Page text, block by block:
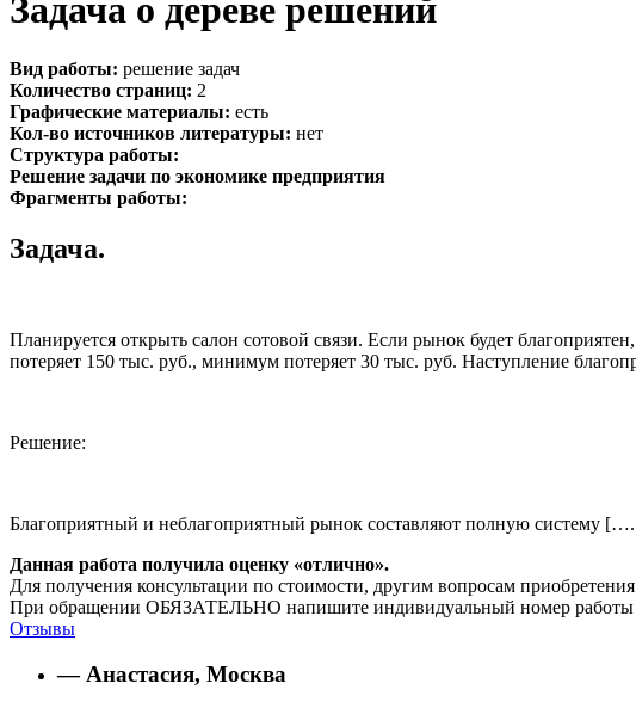
Задача о дереве решений
Вид работы: решение задач
Количество страниц: 2
Графические материалы: есть
Кол-во источников литературы: нет
Структура работы:
Решение задачи по экономике предприятия
Фрагменты работы:
Задача.
Планируется открыть салон сотовой связи. Если рынок будет
потеряет 150 тыс. руб., минимум потеряет 30 тыс. руб. Наступление
Решение:
Благоприятный и неблагоприятный рынок составляют полную систему
Данная работа получила оценку «отлично».
Для получения консультации по стоимости, другим вопросам
При обращении ОБЯЗАТЕЛЬНО напишите индивидуальный номер работы –
Отзывы
— Анастасия, Москва